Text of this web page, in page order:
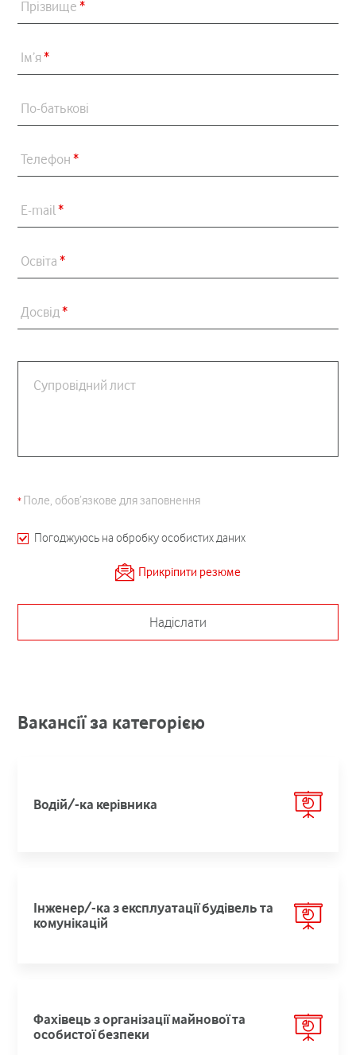
Вакансії за категорією
Водій/-ка керівника
Інженер/-ка з експлуатації будівель та
комунікацій
Фахівець з організації майнової та
особистої безпеки
Прізвище *
Ім’я *
По-батькові
Телефон *
E-mail*
Освіта *
Досвід*
Супровідний лист
Поле, обов’язкове для заповнення
Погоджуюсь на обробку особистих даних
Прикріпити резюме
Надіслати